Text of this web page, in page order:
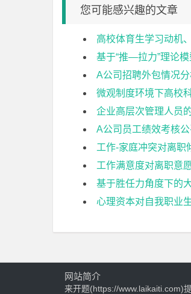
您可能感兴趣的文章
高校体育生学习动机
基于“推—拉力”理论
A公司招聘外包情况
微观制度环境下高校
企业高层次管理人员
A公司员工绩效考核
工作-家庭冲突对离
工作满意度对离职意
基于胜任力角度下的
心理资本对自我职业
网站简介
来开题(https://www.laikaiti.com)